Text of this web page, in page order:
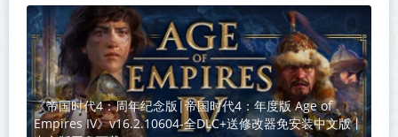
《帝国时代4：周年纪念版|帝国时代4：年度版 Age of
Empires IV》v16.2.10604-全DLC+送修改器免安装中文版丨